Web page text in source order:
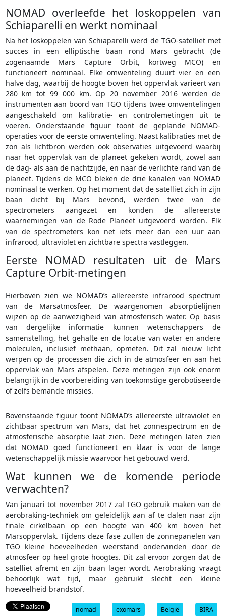
NOMAD overleefde het loskoppelen van
Schiaparelli en werkt nominaal
Na het loskoppelen van Schiaparelli werd de TGO-satelliet met
succes in een elliptische baan rond Mars gebracht (de
zogenaamde Mars Capture Orbit, kortweg MCO) en
functioneert nominaal. Elke omwenteling duurt vier en een
halve dag, waarbij de hoogte boven het oppervlak varieert van
280 km tot 99 000 km. Op 20 november 2016 werden de
instrumenten aan boord van TGO tijdens twee omwentelingen
aangeschakeld om kalibratie- en controlemetingen uit te
voeren. Onderstaande figuur toont de geplande NOMAD-
operaties voor de eerste omwenteling. Naast kalibraties met de
zon als lichtbron werden ook observaties uitgevoerd waarbij
naar het oppervlak van de planeet gekeken wordt, zowel aan
de dag- als aan de nachtzijde, en naar de verlichte rand van de
planeet. Tijdens de MCO bleken de drie kanalen van NOMAD
nominaal te werken. Op het moment dat de satelliet zich in zijn
baan dicht bij Mars bevond, werden twee van de
spectrometers aangezet en konden de allereerste
waarnemingen van de Rode Planeet uitgevoerd worden. Elk
van de spectrometers kon net iets meer dan een uur aan
infrarood, ultraviolet en zichtbare spectra vastleggen.
Eerste NOMAD resultaten uit de Mars
Capture Orbit-metingen
Hierboven zien we NOMAD’s allereerste infrarood spectrum
van de Marsatmosfeer. De waargenomen absorptielijnen
wijzen op de aanwezigheid van atmosferisch water. Op basis
van dergelijke informatie kunnen wetenschappers de
samenstelling, het gehalte en de locatie van water en andere
moleculen, inclusief methaan, opmeten. Dit zal nieuw licht
werpen op de processen die zich in de atmosfeer en aan het
oppervlak van Mars afspelen. Deze metingen zijn ook enorm
belangrijk in de voorbereiding van toekomstige gerobotiseerde
of zelfs bemande missies.
Bovenstaande figuur toont NOMAD’s allereerste ultraviolet en
zichtbaar spectrum van Mars, dat het zonnespectrum en de
atmosferische absorptie laat zien. Deze metingen laten zien
dat NOMAD goed functioneert en klaar is voor de lange
wetenschappelijk missie waarvoor het gebouwd werd.
Wat kunnen we de komende periode
verwachten?
Van januari tot november 2017 zal TGO gebruik maken van de
aerobraking-techniek om geleidelijk aan af te dalen naar zijn
finale cirkelbaan op een hoogte van 400 km boven het
Marsoppervlak. Tijdens deze fase zullen de zonnepanelen van
TGO kleine hoeveelheden weerstand ondervinden door de
atmosfeer op heel grote hoogtes. Dit zal ervoor zorgen dat de
satelliet afremt en zijn baan lager wordt. Aerobraking vraagt
behoorlijk wat tijd, maar gebruikt slecht een kleine
hoeveelheid brandstof.
nomad exomars België BIRA